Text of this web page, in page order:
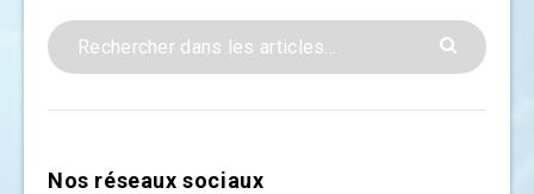
Nos réseaux sociaux